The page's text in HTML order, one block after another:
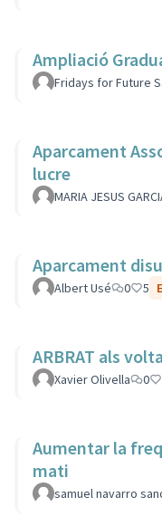
Ampliació
Fridays for Future
Aparcament Associacions sense afany de
lucre
MARIA JESUS
Aparcament
Albert Usé 0 5
ARBRAT als
Xavier Olivella 0
Aumentar la
mati
samuel navarro